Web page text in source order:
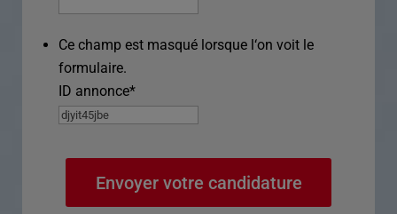
Ce champ est masqué lorsque l‘on voit le
formulaire.
ID annonce*